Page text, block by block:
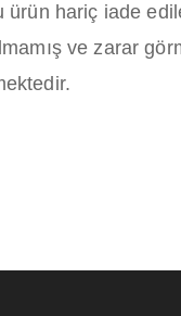
ürün hariç iade
ve zarar